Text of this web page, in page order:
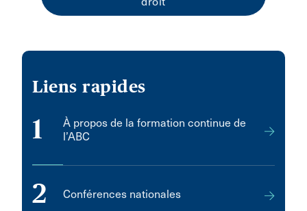
Liens rapides
1
À propos de la formation continue de
l’ABC
2 Conférences nationales